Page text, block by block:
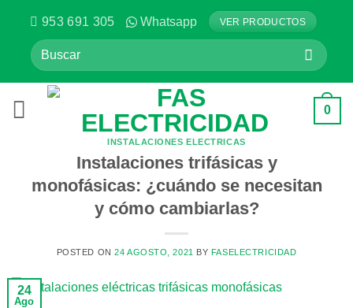
contenido
953 691 305 Whatsapp VER PRODUCTOS
Buscar
por:
0
INSTALACIONES ELÉCTRICAS
Instalaciones trifásicas y
monofásicas: ¿cuándo se necesitan
y cómo cambiarlas?
POSTED ON24 AGOSTO, 2021 BY FASELECTRICIDAD
24
Ago